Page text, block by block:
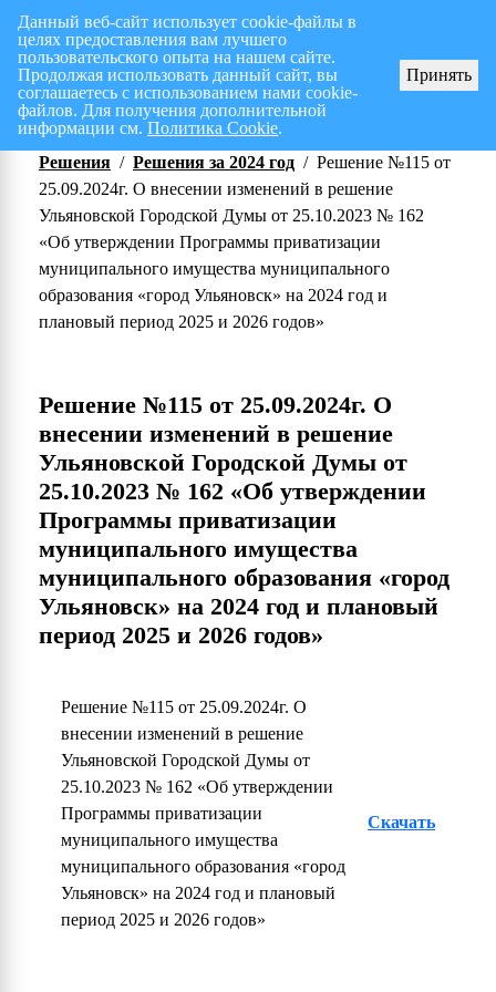
Перспективный план работ на I полугодие 2026 г.
Решения / Решения за 2024 год / Решение №115 от
25.09.2024г. О внесении изменений в решение
Ульяновской Городской Думы от 25.10.2023 № 162
«Об утверждении Программы приватизации
муниципального имущества муниципального
образования «город Ульяновск» на 2024 год и
плановый период 2025 и 2026 годов»
Решение №115 от 25.09.2024г. О
внесении изменений в решение
Ульяновской Городской Думы от
25.10.2023 № 162 «Об утверждении
Программы приватизации
муниципального имущества
муниципального образования «город
Ульяновск» на 2024 год и плановый
период 2025 и 2026 годов»
Решение №115 от 25.09.2024г. О
внесении изменений в решение
Ульяновской Городской Думы от
25.10.2023 № 162 «Об утверждении
Программы приватизации
муниципального имущества
муниципального образования «город
Ульяновск» на 2024 год и плановый
период 2025 и 2026 годов»
Скачать
Данный веб-сайт использует cookie-файлы в
целях предоставления вам лучшего
пользовательского опыта на нашем сайте.
Продолжая использовать данный сайт, вы
соглашаетесь с использованием нами cookie-
файлов. Для получения дополнительной
информации см.Политика Cookie.
Принять